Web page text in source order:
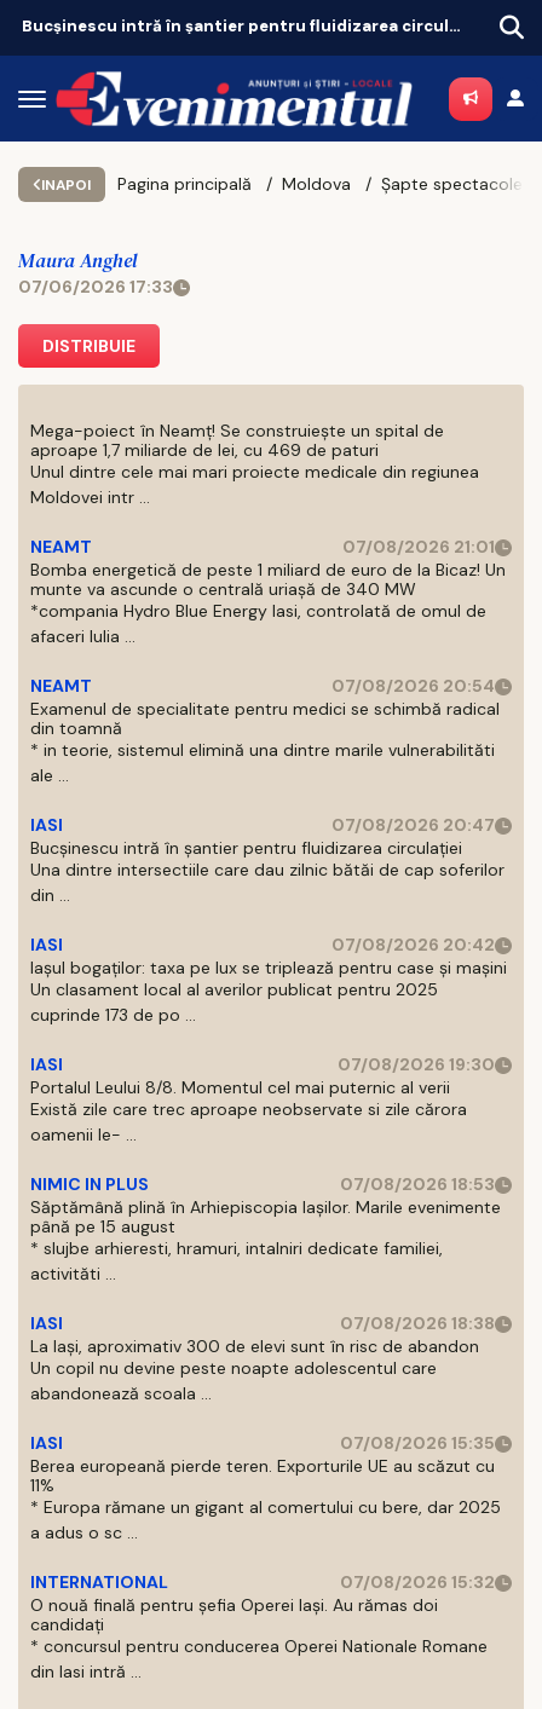
Bucșinescu intră în șantier pentru fluidizarea circulației
INAPOI Pagina principală Moldova
Maura Anghel
07/06/2026 17:33
DISTRIBUIE
Mega-poiect în Neamț! Se construiește un spital de
aproape 1,7 miliarde de lei, cu 469 de paturi
Unul dintre cele mai mari proiecte medicale din regiunea
Moldovei intr ...
NEAMT
07/08/2026 21:01
Bomba energetică de peste 1 miliard de euro de la Bicaz! Un
munte va ascunde o centrală uriașă de 340 MW
*compania Hydro Blue Energy Iasi, controlată de omul de
afaceri Iulia ...
NEAMT
07/08/2026 20:54
Examenul de specialitate pentru medici se schimbă radical
din toamnă
* in teorie, sistemul elimină una dintre marile vulnerabilităti
ale ...
IASI
07/08/2026 20:47
Bucșinescu intră în șantier pentru fluidizarea circulației
Una dintre intersectiile care dau zilnic bătăi de cap soferilor
din ...
IASI
07/08/2026 20:42
Iașul bogaților: taxa pe lux se triplează pentru case și mașini
Un clasament local al averilor publicat pentru 2025
cuprinde 173 de po ...
IASI
07/08/2026 19:30
Portalul Leului 8/8. Momentul cel mai puternic al verii
Există zile care trec aproape neobservate si zile cărora
oamenii le- ...
NIMIC IN PLUS
07/08/2026 18:53
Săptămână plină în Arhiepiscopia Iașilor. Marile evenimente
până pe 15 august
* slujbe arhieresti, hramuri, intalniri dedicate familiei,
activităti ...
IASI
07/08/2026 18:38
La Iași, aproximativ 300 de elevi sunt în risc de abandon
Un copil nu devine peste noapte adolescentul care
abandonează scoala ...
IASI
07/08/2026 15:35
Berea europeană pierde teren. Exporturile UE au scăzut cu
11%
* Europa rămane un gigant al comertului cu bere, dar 2025
a adus o sc ...
INTERNATIONAL
07/08/2026 15:32
O nouă finală pentru șefia Operei Iași. Au rămas doi
candidați
* concursul pentru conducerea Operei Nationale Romane
din Iasi intră ...